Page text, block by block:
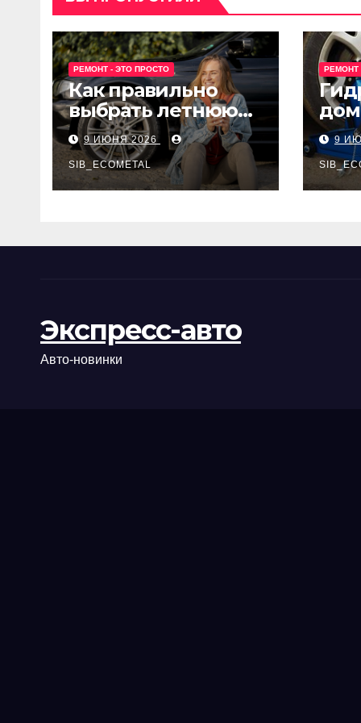
РЕМОНТ - ЭТО ПРОСТО
Как правильно
выбрать летнюю
резину для
машины?
9 ИЮНЯ 2026
SIB_ECOMETAL
РЕМОНТ
9
Экспресс-авто
Авто-новинки